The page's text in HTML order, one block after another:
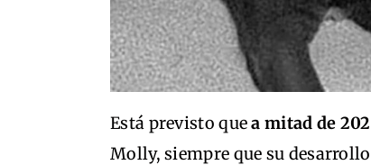
Está previsto quea mitad de
Molly, siempre que su